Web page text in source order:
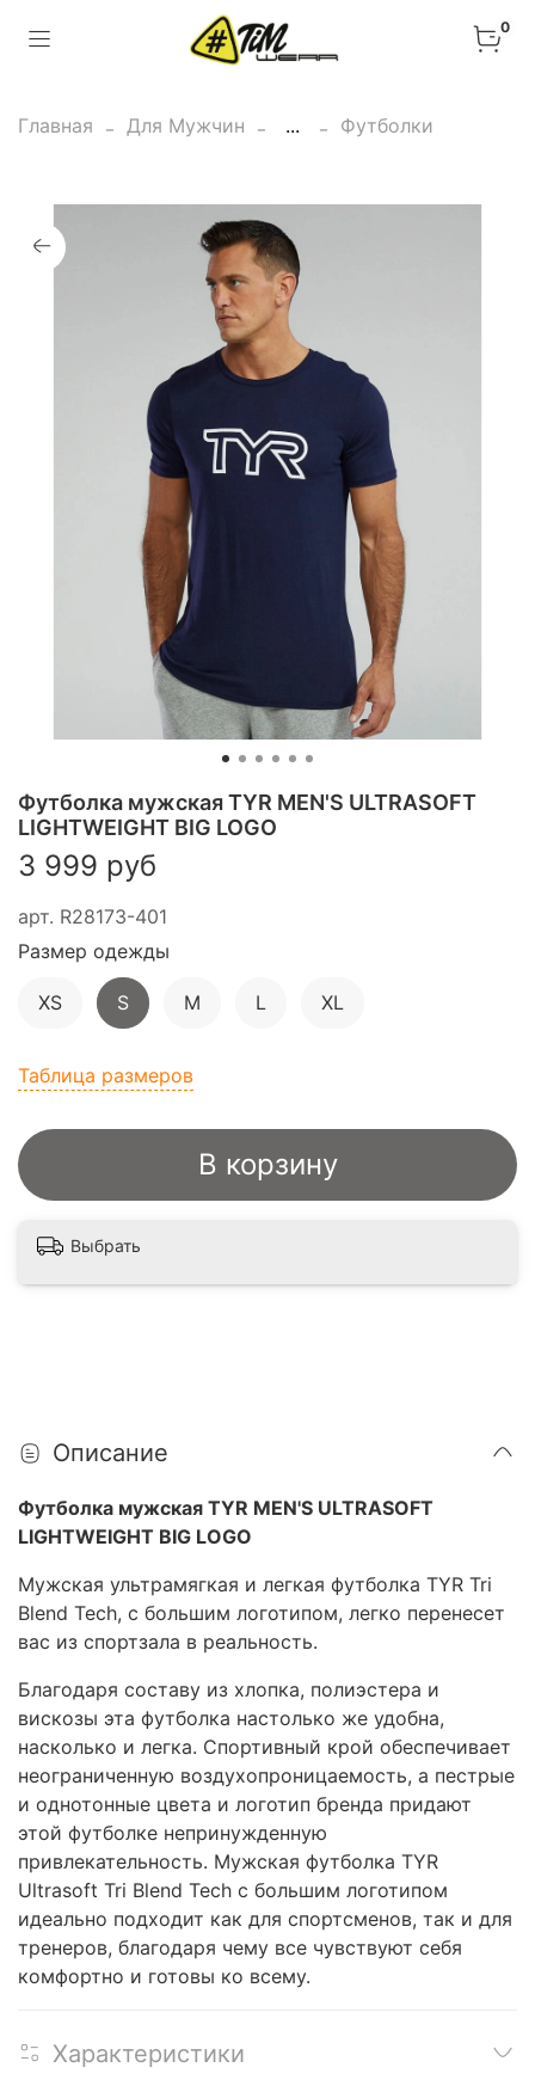
0
Главная Для Мужчин ... Футболки
арт. R28173-401
Футболка мужская TYR MEN'S ULTRASOFT
LIGHTWEIGHT BIG LOGO
3 999 руб
Таблица размеров
В корзину
Размер одежды
XS S M L XL
Выбрать
Описание
Футболка мужская TYR MEN'S ULTRASOFT
LIGHTWEIGHT BIG LOGO
Мужская ультрамягкая и легкая футболка TYR Tri
Blend Tech, с большим логотипом, легко перенесет
вас из спортзала в реальность.
Благодаря составу из хлопка, полиэстера и
вискозы эта футболка настолько же удобна,
насколько и легка. Спортивный крой обеспечивает
неограниченную воздухопроницаемость, а пестрые
и однотонные цвета и логотип бренда придают
этой футболке непринужденную
привлекательность. Мужская футболка TYR
Ultrasoft Tri Blend Tech с большим логотипом
идеально подходит как для спортсменов, так и для
тренеров, благодаря чему все чувствуют себя
комфортно и готовы ко всему.
Характеристики